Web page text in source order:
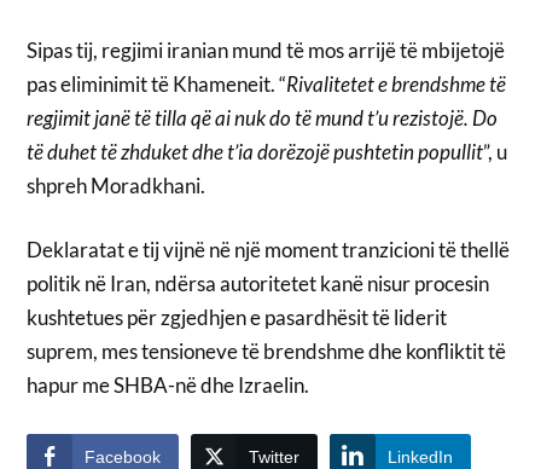
Sipas tij, regjimi iranian mund të mos arrijë të mbijetojë
pas eliminimit të Khameneit. “Rivalitetet e brendshme të
regjimit janë të tilla që ai nuk do të mund t’u rezistojë. Do
të duhet të zhduket dhe t’ia dorëzojë pushtetin popullit”, u
shpreh Moradkhani.
Deklaratat e tij vijnë në një moment tranzicioni të thellë
politik në Iran, ndërsa autoritetet kanë nisur procesin
kushtetues për zgjedhjen e pasardhësit të liderit
suprem, mes tensioneve të brendshme dhe konfliktit të
hapur me SHBA-në dhe Izraelin.
Facebook Twitter LinkedIn